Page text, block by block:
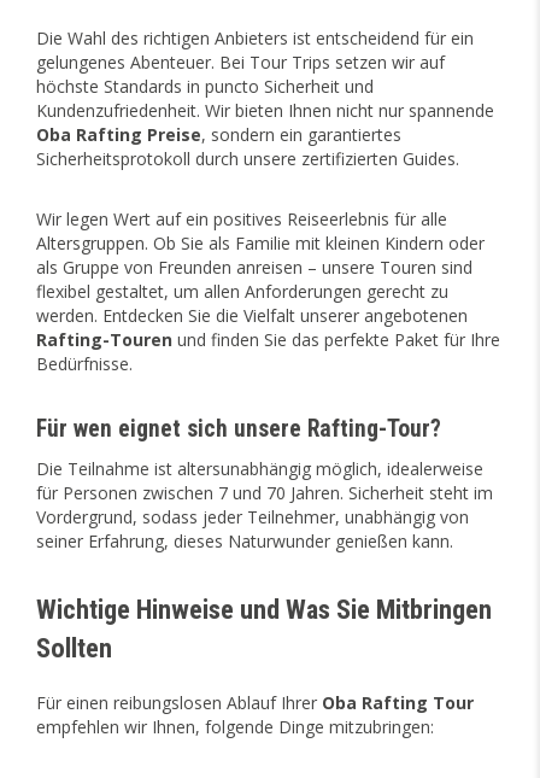
Die Wahl des richtigen Anbieters ist entscheidend für ein
gelungenes Abenteuer. Bei Tour Trips setzen wir auf
höchste Standards in puncto Sicherheit und
Kundenzufriedenheit. Wir bieten Ihnen nicht nur spannende
Oba Rafting Preise, sondern ein garantiertes
Sicherheitsprotokoll durch unsere zertifizierten Guides.
Wir legen Wert auf ein positives Reiseerlebnis für alle
Altersgruppen. Ob Sie als Familie mit kleinen Kindern oder
als Gruppe von Freunden anreisen – unsere Touren sind
flexibel gestaltet, um allen Anforderungen gerecht zu
werden. Entdecken Sie die Vielfalt unserer angebotenen
Rafting-Touren und finden Sie das perfekte Paket für Ihre
Bedürfnisse.
Für wen eignet sich unsere Rafting-Tour?
Die Teilnahme ist altersunabhängig möglich, idealerweise
für Personen zwischen 7 und 70 Jahren. Sicherheit steht im
Vordergrund, sodass jeder Teilnehmer, unabhängig von
seiner Erfahrung, dieses Naturwunder genießen kann.
Wichtige Hinweise und Was Sie Mitbringen
Sollten
Für einen reibungslosen Ablauf Ihrer Oba Rafting Tour
empfehlen wir Ihnen, folgende Dinge mitzubringen: